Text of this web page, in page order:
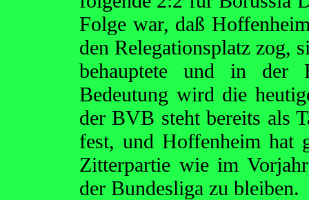
Folge war, daß
den Relegationsplatz zog,
behauptete und in der
Bedeutung wird die
der BVB steht bereits als
fest, und Hoffenheim hat
Zitterpartie wie im
der Bundesliga zu bleiben.